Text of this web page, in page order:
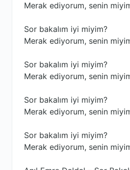
Merak ediyorum, senin
Sor bakalım iyi miyim?
Merak ediyorum, senin
Sor bakalım iyi miyim?
Merak ediyorum, senin
Sor bakalım iyi miyim?
Merak ediyorum, senin
Sor bakalım iyi miyim?
Merak ediyorum, senin